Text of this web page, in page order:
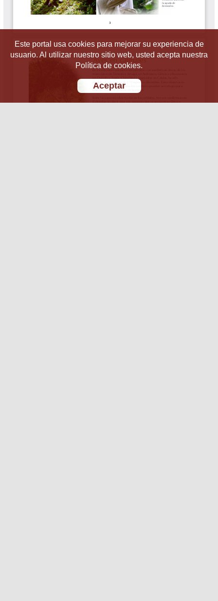
Este portal usa cookies para mejorar su experiencia de
usuario. Al utilizar nuestro sitio web, usted acepta nuestra
Política de cookies.
Aceptar